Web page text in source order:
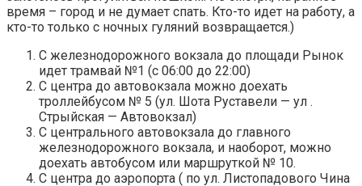
время – город и не думает спать. Кто-то идет на работу, а
кто-то только с ночных гуляний возвращается.)
С железнодорожного вокзала до площади Рынок
идет трамвай №1 (с 06:00 до 22:00)
С центра до автовокзала можно доехать
троллейбусом № 5 (ул. Шота Руставели — ул .
Стрыйская — Автовокзал)
С центрального автовокзала до главного
железнодорожного вокзала, и наоборот, можно
доехать автобусом или маршруткой № 10.
С центра до аэропорта ( по ул. Листопадового Чина